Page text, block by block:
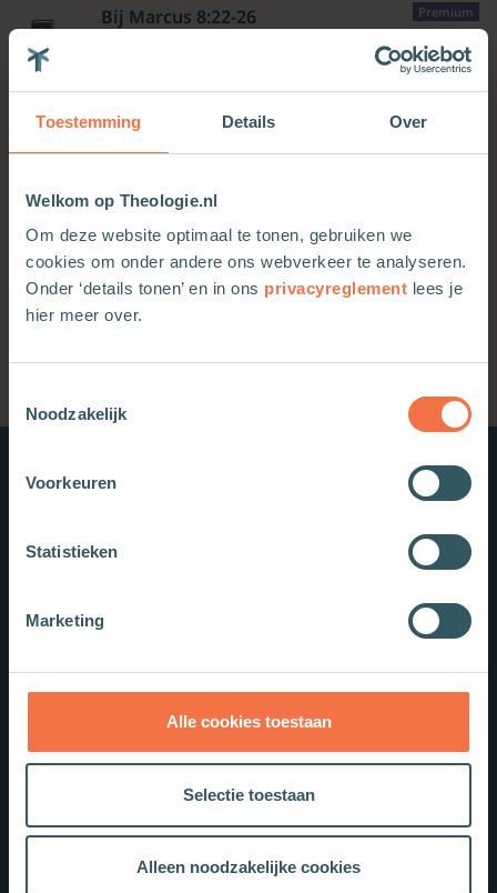
Toestemming Details Over
Welkom op Theologie.nl
Om deze website optimaal te tonen, gebruiken we
cookies om onder andere ons webverkeer te analyseren.
Onder ‘details tonen’ en in ons privacyreglement lees je
hier meer over.
Noodzakelijk
Voorkeuren
Statistieken
Marketing
Alle cookies toestaan
Selectie toestaan
Alleen noodzakelijke cookies
Premium
Bij Marcus 8:22-26
De eerste dag
01-08-2012
Irma Pijpers-Hoogendoorn
Bijbelwetenschappen
De eerste dag
01-08-2012